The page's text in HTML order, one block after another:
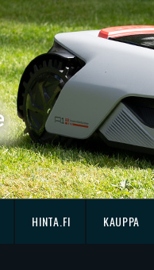
HINTA.FI KAUPPA